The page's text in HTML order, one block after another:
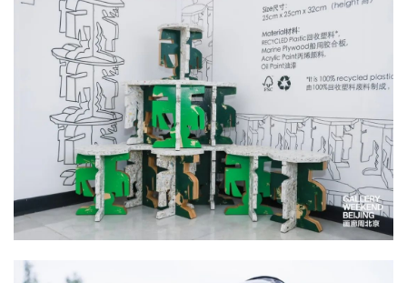
而旨在鼓励前沿探索的“探索无界奖” 则由青年策展人独立评选，今
出“双奖”：由空⽩空间的“碧虚”和⻢刺画廊的“47天（⽆声）”共同
空白空间李姝睿的个展“碧虚”以水性绘画模糊了抽象与具象的界限
画廊阮纯诗的个展“47天（无声）”则用影像诗学重述认知争议。